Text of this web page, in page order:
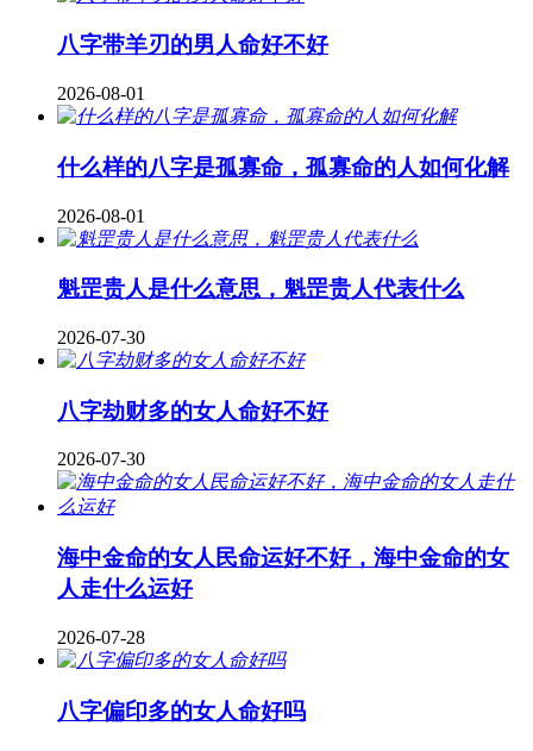
八字带羊刃的男人命好不好
2026-08-01
什么样的八字是孤寡命，孤寡命的人如何化解
2026-08-01
魁罡贵人是什么意思，魁罡贵人代表什么
2026-07-30
八字劫财多的女人命好不好
2026-07-30
海中金命的女人民命运好不好，海中金命的女
人走什么运好
2026-07-28
八字偏印多的女人命好吗